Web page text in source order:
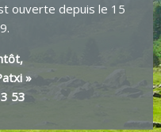
ouverte depuis le 15
»
53